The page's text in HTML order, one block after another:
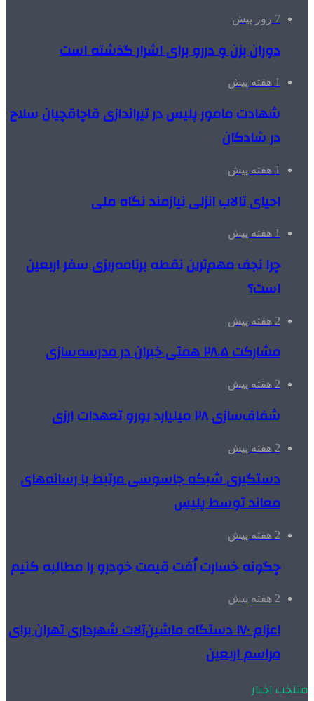
7 روز پیش
دوران بزن و دررو برای اشرار گذشته است
1 هفته پیش
شهادت مامور پلیس در تیراندازی قاچاقچیان سلاح
در شادگان
1 هفته پیش
احیای تالاب انزلی نیازمند نگاه ملی
1 هفته پیش
چرا نجف مهم‌ترین نقطه برنامه‌ریزی سفر اربعین
است؟
2 هفته پیش
مشارکت ۲۸.۵ همتی خیران در مدرسه‌سازی
2 هفته پیش
شفاف‌سازی ۲۸ میلیارد یورو تعهدات ارزی
2 هفته پیش
دستگیری شبکه جاسوسی مرتبط با رسانه‌های
معاند توسط پلیس
2 هفته پیش
چگونه خسارت اُفت قیمت خودرو را مطالبه کنیم
2 هفته پیش
اعزام ۱۷۰ دستگاه ماشین‌آلات شهرداری تهران برای
مراسم اربعین
منتخب اخبار